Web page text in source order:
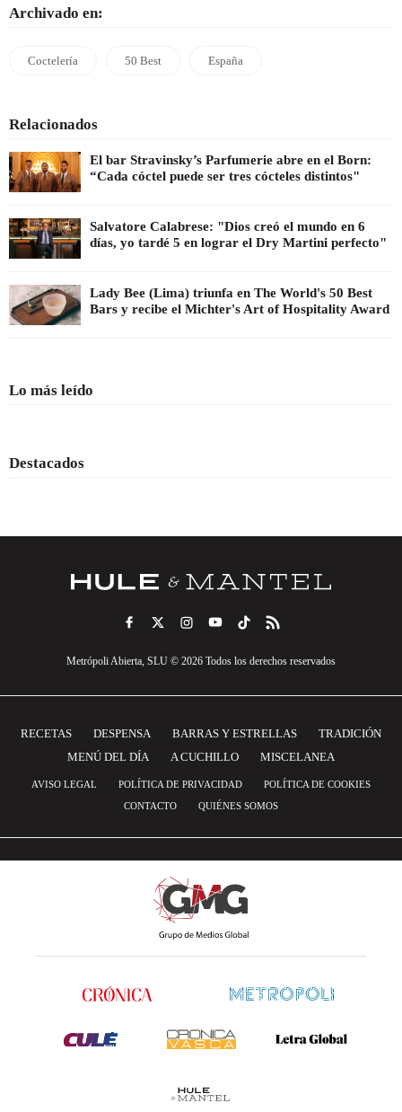
Archivado en:
Coctelería 50 Best España
Relacionados
El bar Stravinsky’s Parfumerie abre en el Born:
“Cada cóctel puede ser tres cócteles distintos"
Salvatore Calabrese: "Dios creó el mundo en 6
días, yo tardé 5 en lograr el Dry Martini perfecto"
Lady Bee (Lima) triunfa en The World's 50 Best
Bars y recibe el Michter's Art of Hospitality Award
Lo más leído
Destacados
Metrópoli Abierta, SLU © 2026 Todos los derechos reservados
RECETAS DESPENSA BARRAS Y ESTRELLAS
TRADICIÓN
MENÚ DEL DÍA
A CUCHILLO MISCELANEA
AVISO LEGAL POLÍTICA DE PRIVACIDAD
POLÍTICA DE COOKIES
CONTACTO
QUIÉNES SOMOS